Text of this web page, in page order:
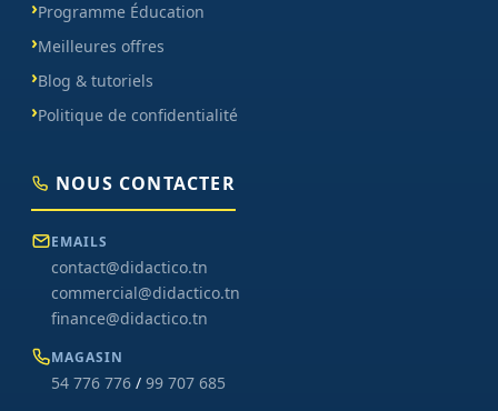
Programme Éducation
Meilleures offres
Blog & tutoriels
Politique de confidentialité
NOUS CONTACTER
EMAILS
contact@didactico.tn
commercial@didactico.tn
finance@didactico.tn
MAGASIN
54 776 776 / 99 707 685